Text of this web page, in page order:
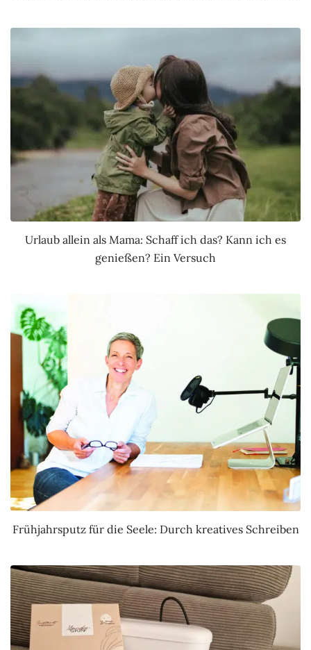
Urlaub allein als Mama: Schaff ich das? Kann ich es
genießen? Ein Versuch
Frühjahrsputz für die Seele: Durch kreatives Schreiben